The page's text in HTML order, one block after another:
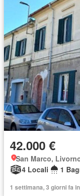
42.000 €
San Marco,
4 Locali
1
1 settimana, 3 giorni fa